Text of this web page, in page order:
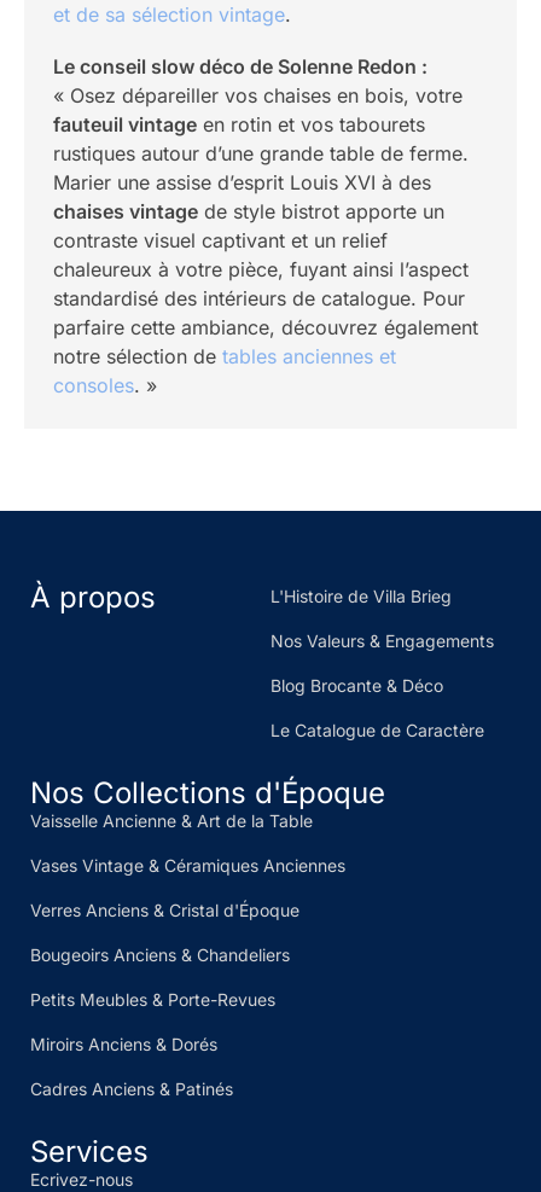
et de sa sélection vintage.
Le conseil slow déco de Solenne Redon :
« Osez dépareiller vos chaises en bois, votre
fauteuil vintage en rotin et vos tabourets
rustiques autour d’une grande table de ferme.
Marier une assise d’esprit Louis XVI à des
chaises vintage de style bistrot apporte un
contraste visuel captivant et un relief
chaleureux à votre pièce, fuyant ainsi l’aspect
standardisé des intérieurs de catalogue. Pour
parfaire cette ambiance, découvrez également
notre sélection de tables anciennes et
consoles. »
À propos L'Histoire de Villa Brieg
Nos Valeurs & Engagements
Blog Brocante & Déco
Le Catalogue de Caractère
Nos Collections d'Époque
Vaisselle Ancienne & Art de la Table
Vases Vintage & Céramiques Anciennes
Verres Anciens & Cristal d'Époque
Bougeoirs Anciens & Chandeliers
Petits Meubles & Porte-Revues
Miroirs Anciens & Dorés
Cadres Anciens & Patinés
Services
Ecrivez-nous